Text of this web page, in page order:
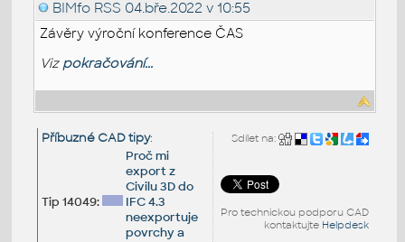
BIMfo RSS 04.bře.2022 v 10:55
Závěry výroční konference ČAS
Viz pokračování...
Sdílet na:
Pro technickou podporu CAD
kontaktujte Helpdesk
Příbuzné CAD tipy:
Tip 14049:
Proč mi
export z
Civilu 3D do
IFC 4.3
neexportuje
povrchy a